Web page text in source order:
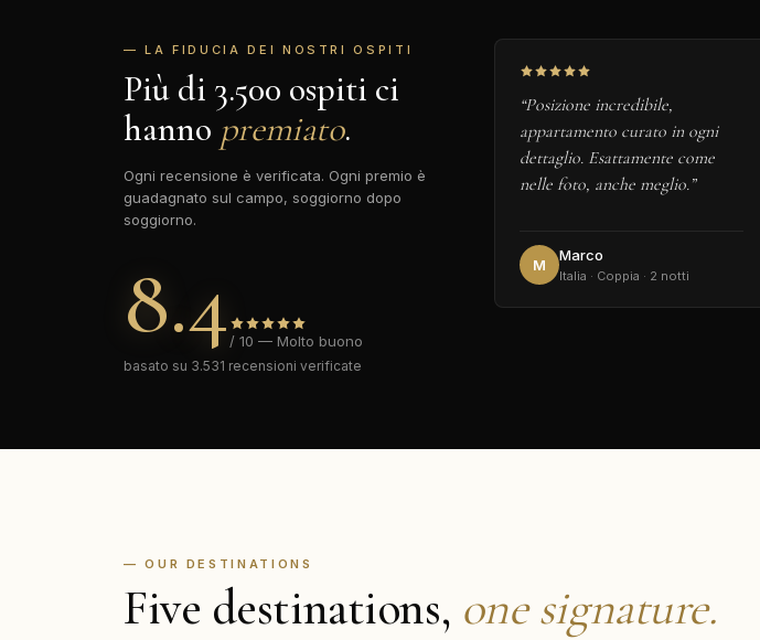
— LA FIDUCIA DEI NOSTRI OSPITI
Più di 3.500 ospiti ci
hanno premiato.
Ogni recensione è verificata. Ogni premio è
guadagnato sul campo, soggiorno dopo
soggiorno.
8.4 / 10 — Molto buono
basato su 3.531 recensioni verificate
“Posizione incredibile,
appartamento curato in ogni
dettaglio. Esattamente come
nelle foto, anche meglio.”
M
Marco
Italia · Coppia · 2 notti
— OUR DESTINATIONS
Five destinations, one signature.